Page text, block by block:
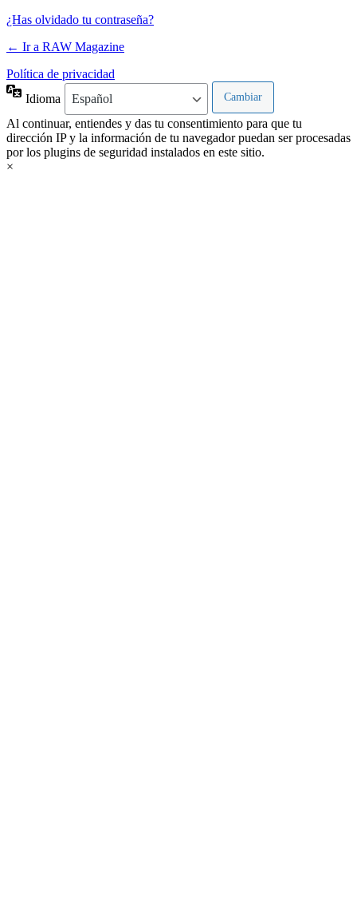
¿Has olvidado tu contraseña?
← Ir a RAW Magazine
Política de privacidad
Idioma
Al continuar, entiendes y das tu consentimiento para que tu
dirección IP y la información de tu navegador puedan ser procesadas
por los plugins de seguridad instalados en este sitio.
×